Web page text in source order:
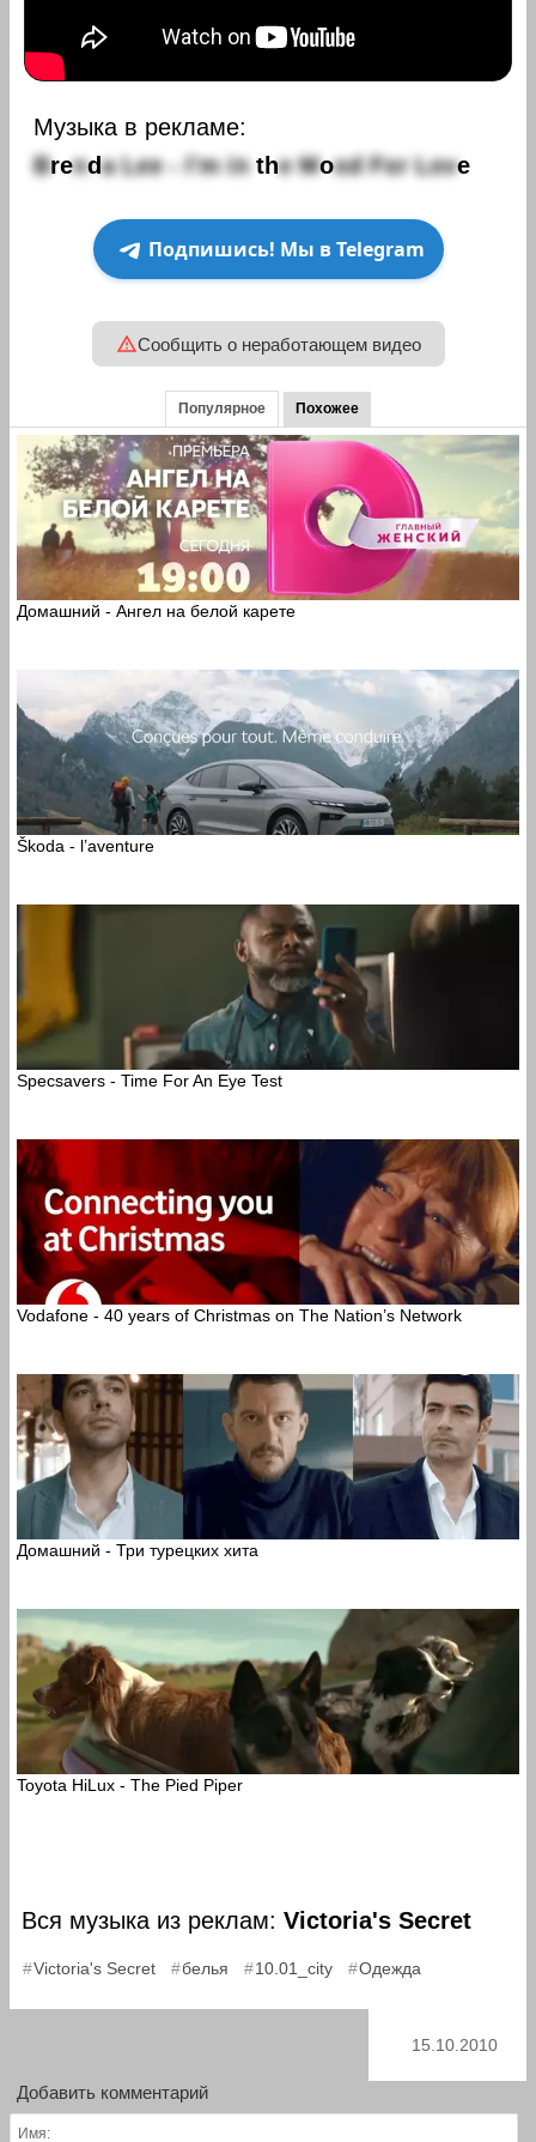
Музыка в рекламе:
Brenda Lee I'm in the Mood For Love
Подпишись! Мы в Telegram
Сообщить о неработающем видео
Популярное Похожее
Домашний - Ангел на белой карете
Škoda - l’aventure
Specsavers - Time For An Eye Test
Vodafone - 40 years of Christmas on The Nation’s Network
Домашний - Три турецких хита
Toyota HiLux - The Pied Piper
Вся музыка из реклам: Victoria's Secret
Victoria's Secret белья 10.01_city Одежда
15.10.2010
Добавить комментарий
Имя: